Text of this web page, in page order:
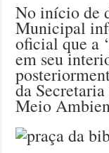
No início de
Municipal
oficial que a
em seu
da
Meio